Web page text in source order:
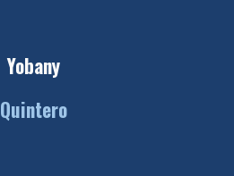
Yobany
Quintero